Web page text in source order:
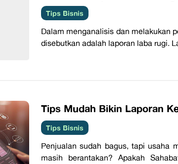
Tips Bisnis
Dalam menganalisis dan melakukan
disebutkan adalah laporan laba rugi.
​Tips Mudah Bikin Laporan
Tips Bisnis
Penjualan sudah bagus, tapi usaha
masih berantakan? Apakah